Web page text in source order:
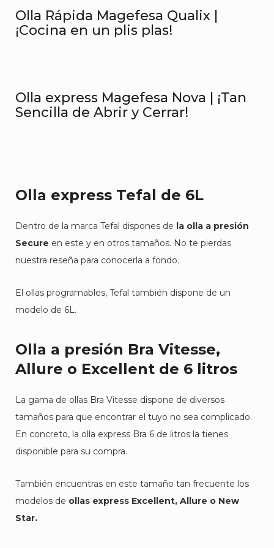
Olla Rápida Magefesa Qualix |
¡Cocina en un plis plas!
Olla express Magefesa Nova | ¡Tan
Sencilla de Abrir y Cerrar!
Olla express Tefal de 6L
Dentro de la marca Tefal dispones de la olla a presión
Secure en este y en otros tamaños. No te pierdas
nuestra reseña para conocerla a fondo.
El ollas programables, Tefal también dispone de un
modelo de 6L.
Olla a presión Bra Vitesse,
Allure o Excellent de 6 litros
La gama de ollas Bra Vitesse dispone de diversos
tamaños para que encontrar el tuyo no sea complicado.
En concreto, la olla express Bra 6 de litros la tienes
disponible para su compra.
También encuentras en este tamaño tan frecuente los
modelos de ollas express Excellent, Allure o New
Star.